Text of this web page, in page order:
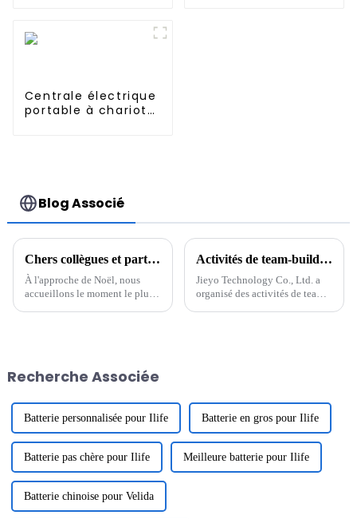
solaire domestique
Centrale électrique
portable à chariot
Blog Associé
Chers collègues et partenaires
À l'approche de Noël, nous
accueillons le moment le plus
tous...
Activités de team-building de Jieyo Technology Co., Ltd.
Jieyo Technology Co., Ltd. a
organisé des activités de team-
Recherche Associée
Batterie personnalisée pour Ilife Batterie en gros pour Ilife
Batterie pas chère pour Ilife Meilleure batterie pour Ilife
Batterie chinoise pour Velida